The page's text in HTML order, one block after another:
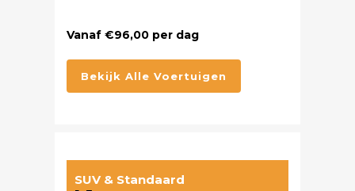
Vanaf €96,00 per dag
Bekijk Alle Voertuigen
SUV & Standaard